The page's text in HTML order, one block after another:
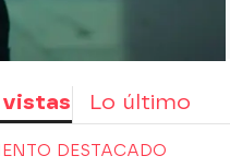
vistas Lo último
DESTACADO